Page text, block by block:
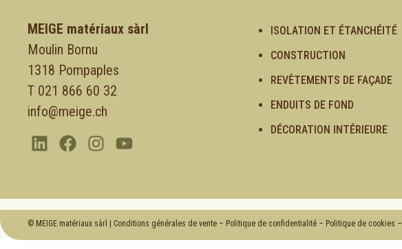
MEIGE matériaux sàrl
Moulin Bornu
1318 Pompaples
T 021 866 60 32
info@meige.ch
ISOLATION ET ÉTANCHÉITÉ
CONSTRUCTION
REVÊTEMENTS DE FAÇADE
ENDUITS DE FOND
DÉCORATION INTÉRIEURE
© MEIGE matériaux sàrl | Conditions générales de vente – Politique de confidentialité – Politique de cookies –